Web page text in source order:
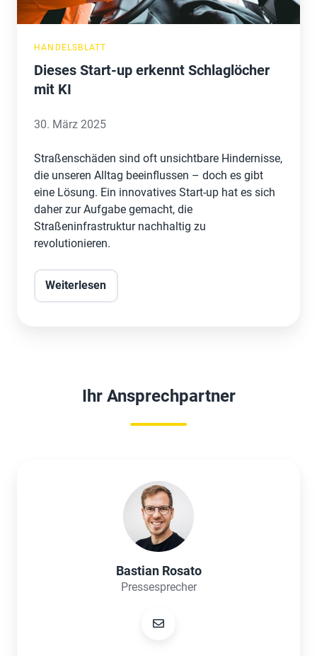
HANDELSBLATT
Dieses Start-up erkennt Schlaglöcher
mit KI
30. März 2025
Straßenschäden sind oft unsichtbare Hindernisse,
die unseren Alltag beeinflussen – doch es gibt
eine Lösung. Ein innovatives Start-up hat es sich
daher zur Aufgabe gemacht, die
Straßeninfrastruktur nachhaltig zu
revolutionieren.
Weiterlesen
Ihr Ansprechpartner
Rosato
Bastian Rosato
Pressesprecher